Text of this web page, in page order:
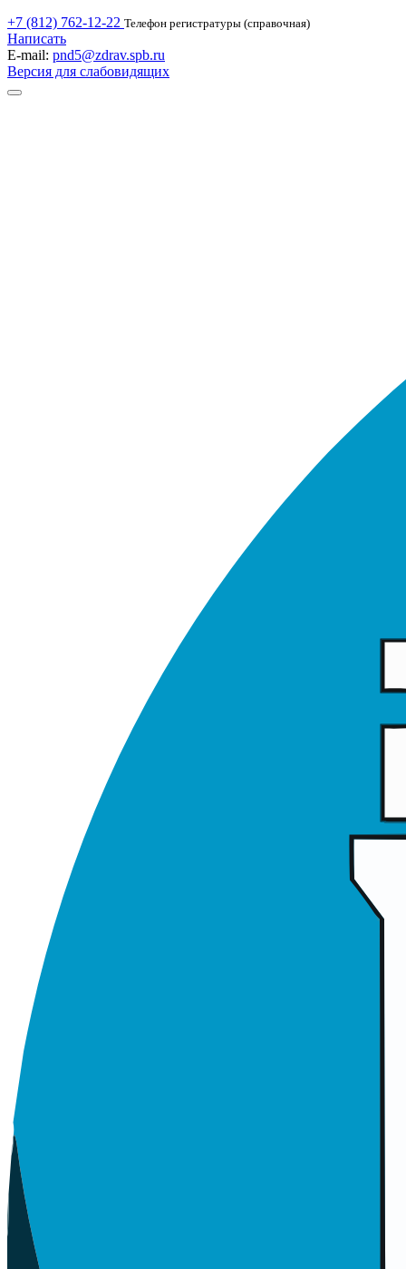
+7 (812) 762-12-22 Телефон регистратуры (справочная)
Написать
E-mail: pnd5@zdrav.spb.ru
Версия для слабовидящих